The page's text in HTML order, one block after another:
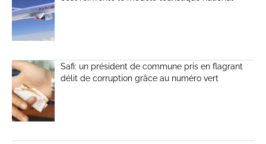
Safi: un président de commune pris en flagrant
délit de corruption grâce au numéro vert